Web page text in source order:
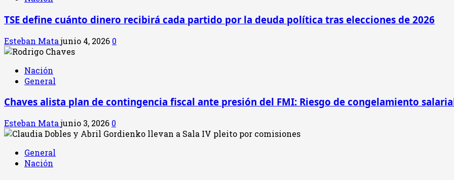
TSE define cuánto dinero recibirá cada partido por la deuda política tras elecciones de 2026
Esteban Matajunio 4, 2026 0
Nación
General
Chaves alista plan de contingencia fiscal ante presión del FMI: Riesgo de congelamiento
Esteban Matajunio 3, 2026 0
General
Nación